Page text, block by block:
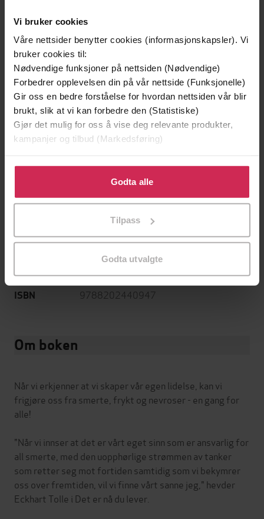
Vi bruker cookies
Våre nettsider benytter cookies (informasjonskapsler). Vi
bruker cookies til:
Nødvendige funksjoner på nettsiden (Nødvendige)
Forbedrer opplevelsen din på vår nettside (Funksjonelle)
Gir oss en bedre forståelse for hvordan nettsiden vår blir
brukt, slik at vi kan forbedre den (Statistiske)
Gjør det mulig for oss å vise deg relevante produkter,
kampanjer og tilbud (Markedsføring)
Klikk på «Godta alle» for å gi oss ditt samtykke til å
bruke cookies for alle disse formålene. Du kan også
tilpasse ditt samtykke til spesifikke formål ved å klikke
Godta alle
Tilpass
Godta utvalgte
Undertittel en veiviser til åndelig opplysning
Forfattere Eckhart Tolle(forfatter),Erik Frisch
(oversetter)
Forlag Cappelen Damm
Utgitt 19.12.2014
Lengde 217sider
Det hele mennesket
Språk Bokmål
Vannmerket
ISBN 9788202440947
Om boken
Når vi erkjenner at vi skaper vår egen lidelse, kan vi
frigjøre oss fra smerte, frykt og nevroser - en gang for
alle!
"Når vi innser at det er vårt eget sinn som er ansvarlig for
all smerte, med den uopphørlige strømmen av tanker
som retter seg mot fortiden samtidig som vi bekymrer
oss over fremtiden, vil vi finne vårt sanne jeg," hevder
Eckhart Tolle i Det er nå du lever.